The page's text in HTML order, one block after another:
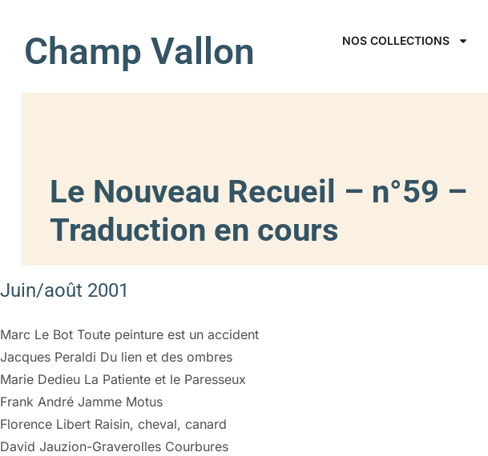
Champ Vallon NOS COLLECTIONS
Le Nouveau Recueil – n°59 –
Traduction en cours
Juin/août 2001
Marc Le Bot Toute peinture est un accident
Jacques Peraldi Du lien et des ombres
Marie Dedieu La Patiente et le Paresseux
Frank André Jamme Motus
Florence Libert Raisin, cheval, canard
David Jauzion-Graverolles Courbures